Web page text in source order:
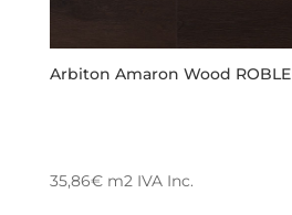
Arbiton Amaron Wood ROBLE
35,86€m2 IVA Inc.